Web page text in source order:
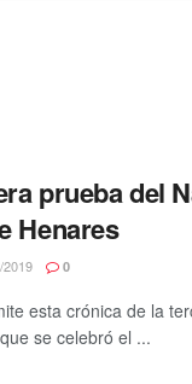
prueba del
Henares
0
esta crónica de la
se celebró el ...